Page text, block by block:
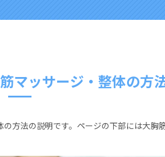
マッサージ・整体の方
方法の説明です。ページの下部には大胸